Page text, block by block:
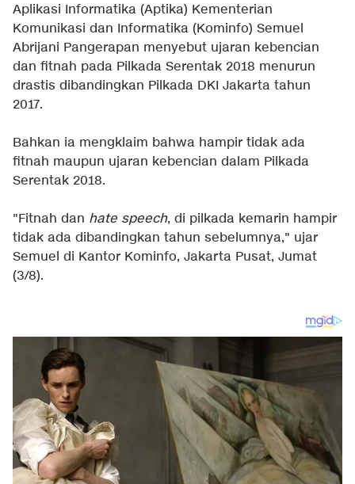
Aplikasi Informatika (Aptika) Kementerian
Komunikasi dan Informatika (Kominfo) Semuel
Abrijani Pangerapan menyebut ujaran kebencian
dan fitnah pada Pilkada Serentak 2018 menurun
drastis dibandingkan Pilkada DKI Jakarta tahun
2017.
Bahkan ia mengklaim bahwa hampir tidak ada
fitnah maupun ujaran kebencian dalam Pilkada
Serentak 2018.
"Fitnah dan hate speech, di pilkada kemarin hampir
tidak ada dibandingkan tahun sebelumnya," ujar
Semuel di Kantor Kominfo, Jakarta Pusat, Jumat
(3/8).